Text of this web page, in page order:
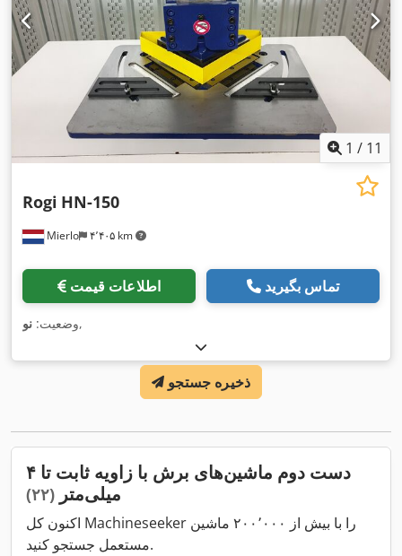
1 / 11
Mierlo ۴٬۴۰۵ km
Rogi HN-150
اطلاعات قیمت تماس بگیرید
وضعیت: نو ,
ذخیره جستجو
دست دوم ماشین‌های برش با زاویه ثابت تا ۴
میلی‌متر (۲۲)
اکنون کل Machineseeker را با بیش از ۲۰۰٬۰۰۰ ماشین
مستعمل جستجو کنید.